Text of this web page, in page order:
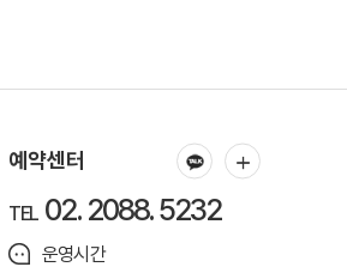
예약센터
TEL 02. 2088. 5232
운영시간